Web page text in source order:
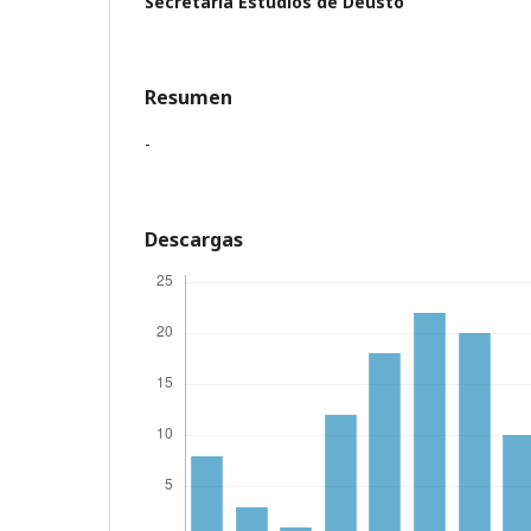
Resumen
-
Descargas